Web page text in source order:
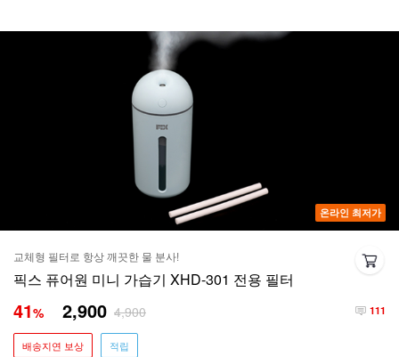
온라인 최저가
교체형 필터로 항상 깨끗한 물 분사!
픽스 퓨어원 미니 가습기 XHD-301 전용 필터
111
41% 2,900 4,900
배송지연 보상 적립